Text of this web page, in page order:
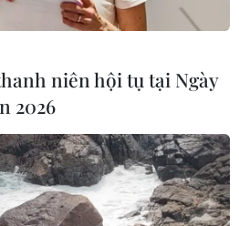
niên hội tụ tại Ngày
2026